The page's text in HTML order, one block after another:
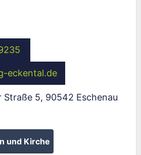
eckental.de
Straße 5, 90542 Eschenau
und Kirche